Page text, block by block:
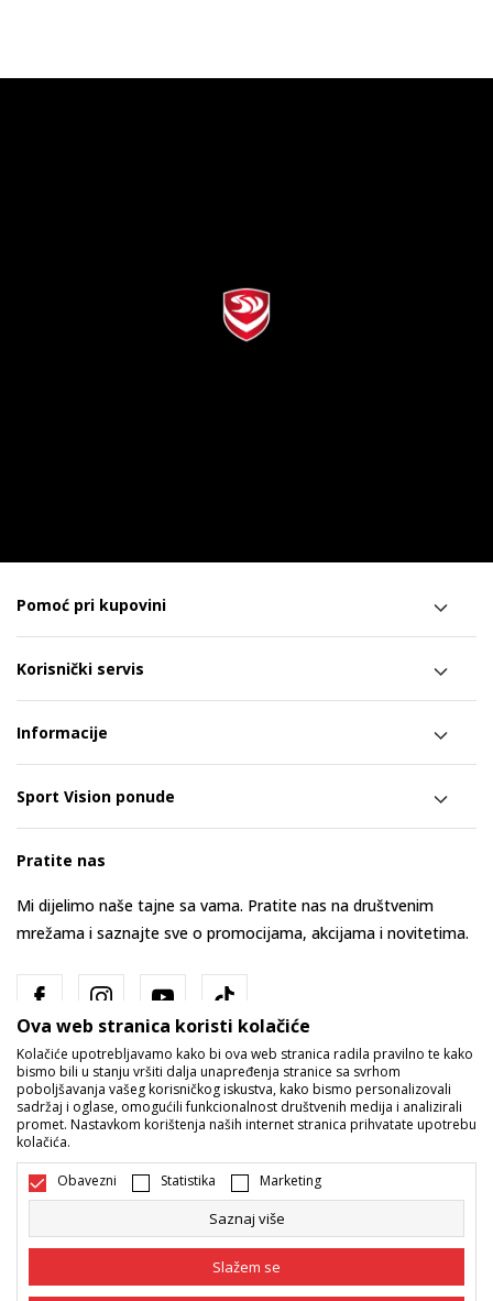
Pomoć pri kupovini
Korisnički servis
Informacije
Sport Vision ponude
Pratite nas
Mi dijelimo naše tajne sa vama. Pratite nas na društvenim
mrežama i saznajte sve o promocijama, akcijama i novitetima.
Bosna i Hercegovina Promijenite
Ova web stranica koristi kolačiće
Kolačiće upotrebljavamo kako bi ova web stranica radila pravilno te kako
bismo bili u stanju vršiti dalja unapređenja stranice sa svrhom
poboljšavanja vašeg korisničkog iskustva, kako bismo personalizovali
sadržaj i oglase, omogućili funkcionalnost društvenih medija i analizirali
promet. Nastavkom korištenja naših internet stranica prihvatate upotrebu
kolačića.
Obavezni Statistika Marketing
Saznaj više
Slažem se